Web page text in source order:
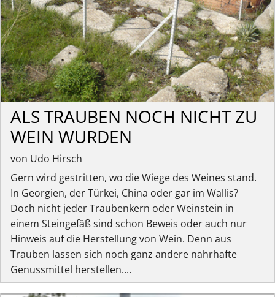
ALS TRAUBEN NOCH NICHT ZU
WEIN WURDEN
von Udo Hirsch
Gern wird gestritten, wo die Wiege des Weines stand.
In Georgien, der Türkei, China oder gar im Wallis?
Doch nicht jeder Traubenkern oder Weinstein in
einem Steingefäß sind schon Beweis oder auch nur
Hinweis auf die Herstellung von Wein. Denn aus
Trauben lassen sich noch ganz andere nahrhafte
Genussmittel herstellen....